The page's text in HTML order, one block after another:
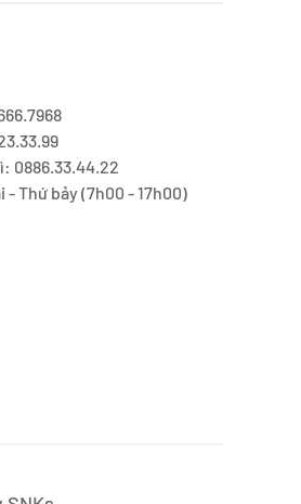
0886.33.44.22
- Thứ bảy (7h00 - 17h00)